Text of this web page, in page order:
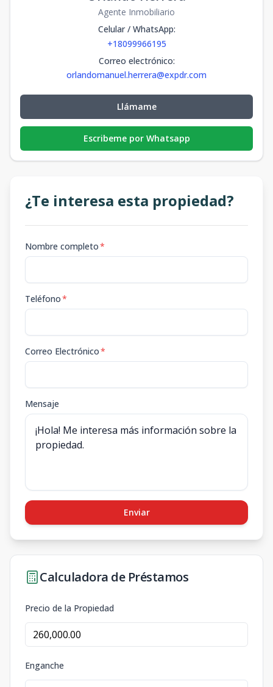
Agente Inmobiliario
Celular / WhatsApp:
+18099966195
Correo electrónico:
orlandomanuel.herrera@expdr.com
Llámame
Escribeme por Whatsapp
¿Te interesa esta propiedad?
Nombre completo*
Teléfono*
Correo Electrónico*
Mensaje
Enviar
Calculadora de Préstamos
Precio de la Propiedad
Enganche